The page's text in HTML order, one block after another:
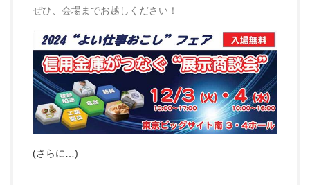
ぜひ、会場までお越しください！
(さらに…)